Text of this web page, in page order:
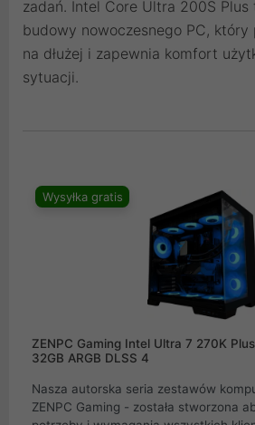
zadań. Intel Core Ultra 200S
budowy nowoczesnego PC, który
na dłużej i zapewnia komfort
sytuacji.
Wysyłka gratis
ZENPC Gaming Intel Ultra 7 270K
32GB ARGB DLSS 4
Nasza autorska seria zestawów
ZENPC Gaming - została stworzona